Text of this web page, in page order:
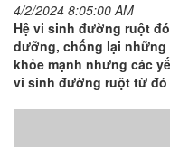
4/2/2024 8:05:00 AM
Hệ vi sinh đường ruột
dưỡng, chống lại những
khỏe mạnh nhưng các
vi sinh đường ruột từ